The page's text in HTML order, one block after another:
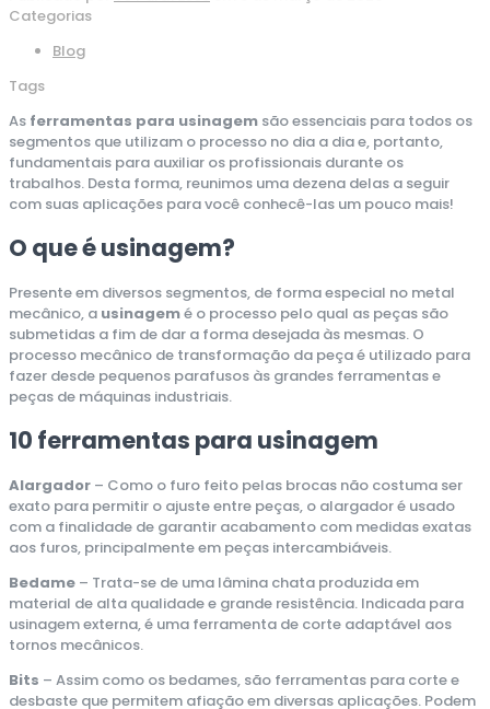
Categorias
Blog
Tags
As ferramentas para usinagem são essenciais para todos os
segmentos que utilizam o processo no dia a dia e, portanto,
fundamentais para auxiliar os profissionais durante os
trabalhos. Desta forma, reunimos uma dezena delas a seguir
com suas aplicações para você conhecê-las um pouco mais!
O que é usinagem?
Presente em diversos segmentos, de forma especial no metal
mecânico, a usinagemé o processo pelo qual as peças são
submetidas a fim de dar a forma desejada às mesmas. O
processo mecânico de transformação da peça é utilizado para
fazer desde pequenos parafusos às grandes ferramentas e
peças de máquinas industriais.
10 ferramentas para usinagem
Alargador – Como o furo feito pelas brocas não costuma ser
exato para permitir o ajuste entre peças, o alargador é usado
com a finalidade de garantir acabamento com medidas exatas
aos furos, principalmente em peças intercambiáveis.
Bedame – Trata-se de uma lâmina chata produzida em
material de alta qualidade e grande resistência. Indicada para
usinagem externa, é uma ferramenta de corte adaptável aos
tornos mecânicos.
Bits – Assim como os bedames, são ferramentas para corte e
desbaste que permitem afiação em diversas aplicações. Podem